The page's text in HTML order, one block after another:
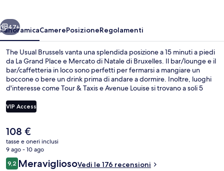
Avanti
47+
PanoramicaCamerePosizioneRegolamenti
The Usual Brussels vanta una splendida posizione a 15 minuti a piedi
da La Grand Place e Mercato di Natale di Bruxelles. Il bar/lounge e il
bar/caffetteria in loco sono perfetti per fermarsi a mangiare un
boccone o bere un drink prima di andare a dormire. Inoltre, luoghi
d'interesse come Tour & Taxis e Avenue Louise si trovano a soli 5
mezzi pubblici: Stazione di Rogier si trova a 3 min a piedi e Stazione
di Yser-Ijzer a 6.
VIP Access
Il
prezzo
attuale
è
108 €
108 €
tasse e oneri inclusi
9 ago - 10 ago
Recensioni
9,29,2 su 10
MeravigliosoVedi le 176 recensioni